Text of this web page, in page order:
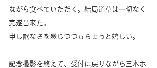
ながら食べていただく。結局道草は一切なく
完遂出来た。
申し訳なさを感じつつもちょっと嬉しい。
記念撮影を終えて、受付に戻りながら三木ホ